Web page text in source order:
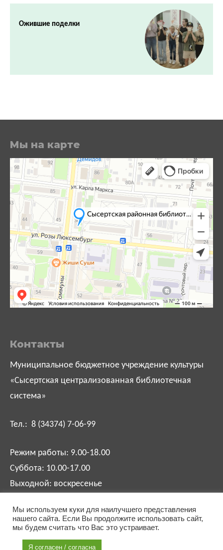
Ожившие поделки
Мы на карте
Контакты
Муниципальное бюджетное учреждение культуры
«Сысертская централизованная библиотечная
система»
Тел.: 8 (34374) 7-06-99
Режим работы: 9.00-18.00
Суббота: 10.00-17.00
Выходной: воскресенье
biblsysert@mail.ru
Мы используем куки для наилучшего представления
нашего сайта. Если Вы продолжите использовать сайт,
мы будем считать что Вас это устраивает.
Я согласен / согласна